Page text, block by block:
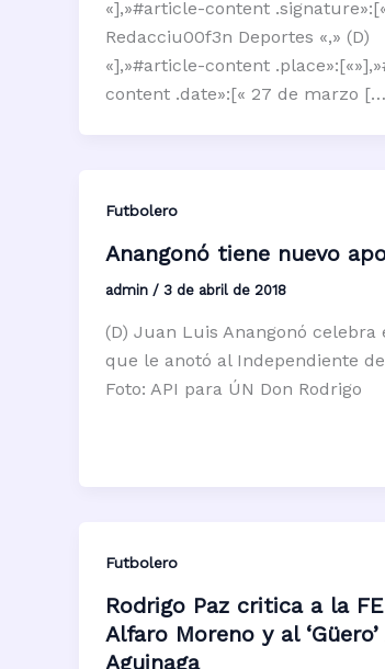
«],»#article-content
Redacciu00f3n Deportes «,» (D)
«],»#article-content
content .date»:[« 27 de marzo
Futbolero
Anangonó tiene nuevo
admin / 3 de abril de 2018
(D) Juan Luis Anangonó celebra
que le anotó al Independiente
Foto: API para ÚN Don Rodrigo
Futbolero
Rodrigo Paz critica a la
Alfaro Moreno y al
Aguinaga